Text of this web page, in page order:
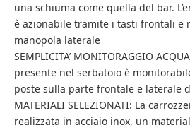
una schiuma come quella del bar.
è azionabile tramite i tasti frontali e
manopola laterale
SEMPLICITA’ MONITORAGGIO
presente nel serbatoio è
poste sulla parte frontale e laterale
MATERIALI SELEZIONATI: La
realizzata in acciaio inox, un